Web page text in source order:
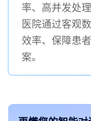
率、高并发处
医院通过客观
效率、保障患
案。